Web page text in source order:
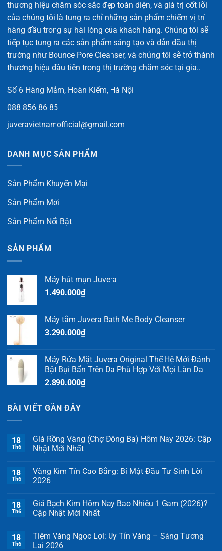
thương hiệu chăm sóc sắc đẹp toàn diện, và giá trị cốt lõi
của chúng tôi là tung ra chỉ những sản phẩm chiếm vị trí
hàng đầu trong sự hài lòng của khách hàng. Chúng tôi sẽ
tiếp tục tung ra các sản phẩm sáng tạo và dẫn đầu thị
trường như Bounce Pore Cleanser, và chúng tôi sẽ trở thành
thương hiệu đầu tiên trong thị trường chăm sóc tại gia..
Số 6 Hàng Mắm, Hoàn Kiếm, Hà Nội
088 856 86 85
juveravietnamofficial@gmail.com
DANH MỤC SẢN PHẨM
Sản Phẩm Khuyến Mại
Sản Phẩm Mới
Sản Phẩm Nổi Bật
SẢN PHẨM
Máy hút mụn Juvera
1.490.000₫
Máy tắm Juvera Bath Me Body Cleanser
3.290.000₫
Máy Rửa Mặt Juvera Original Thế Hệ Mới Đánh
Bật Bụi Bẩn Trên Da Phù Hợp Với Mọi Làn Da
2.890.000₫
BÀI VIẾT GẦN ĐÂY
18
Th6
Giá Rồng Vàng (Chợ Đông Ba) Hôm Nay 2026: Cập
Nhật Mới Nhất
18
Th6
Vàng Kim Tín Cao Bằng: Bí Mật Đầu Tư Sinh Lời
2026
18
Th6
Giá Bạch Kim Hôm Nay Bao Nhiêu 1 Gam (2026)?
Cập Nhật Mới Nhất
18
Th6
Tiệm Vàng Ngọc Lợi: Uy Tín Vàng – Sáng Tương
Lai 2026